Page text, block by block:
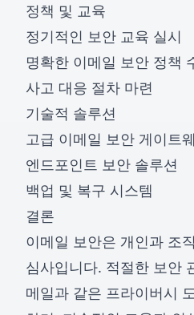
정책 및 교육
정기적인 보안 교육 실시
명확한 이메일 보안 정책
사고 대응 절차 마련
기술적 솔루션
고급 이메일 보안 게이트
엔드포인트 보안 솔루션
백업 및 복구 시스템
결론
이메일 보안은 개인과 조
심사입니다. 적절한 보안
메일과 같은 프라이버시